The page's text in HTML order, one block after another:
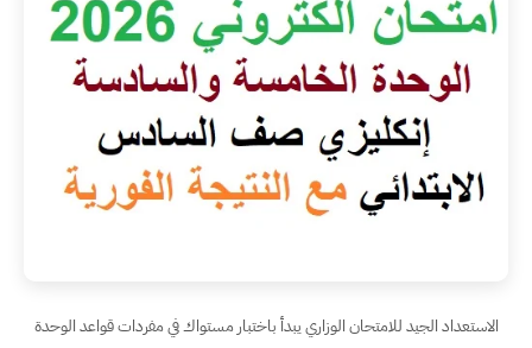
الاستعداد الجيد للامتحان الوزاري يبدأ باختبار مستواك في مفردات قواعد الوحدة